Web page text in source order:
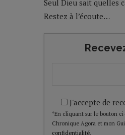
Seul Dieu sait quelles
Restez à l’écoute…
J'accepte de
*En cliquant sur le bouton
Chronique Agora et mon
confidentialité.